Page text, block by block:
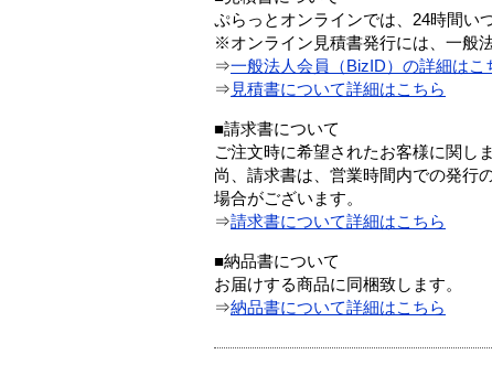
ぷらっとオンラインでは、24時間い
※オンライン見積書発行には、一般
⇒一般法人会員（BizID）の詳細はこ
⇒ 見積書について詳細はこちら
■請求書について
ご注文時に希望されたお客様に関し
尚、請求書は、営業時間内での発行
場合がございます。
⇒請求書について詳細はこちら
■納品書について
お届けする商品に同梱致します。
⇒納品書について詳細はこちら